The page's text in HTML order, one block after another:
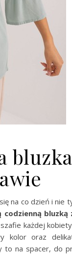
na co dzień i nie
codzienną bluzką
każdej
kolor oraz
to na spacer, do